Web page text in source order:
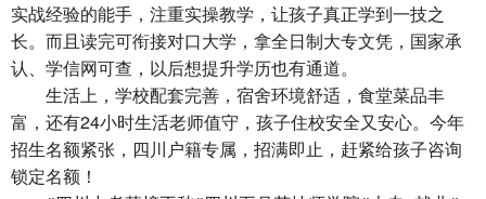
实战经验的能手，注重实操教学，让孩子真正学到一技之
长。而且读完可衔接对口大学，拿全日制大专文凭，国家承
认、学信网可查，以后想提升学历也有通道。
生活上，学校配套完善，宿舍环境舒适，食堂菜品丰
富，还有24小时生活老师值守，孩子住校安全又安心。今年
招生名额紧张，四川户籍专属，招满即止，赶紧给孩子咨询
锁定名额！